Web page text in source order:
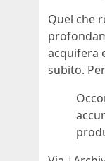
Quel che
acquifera
subito.